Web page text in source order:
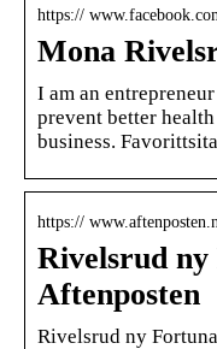
https://
Mona
I am an
prevent better
business.
https://
Rivelsrud
Aftenposten
Rivelsrud ny